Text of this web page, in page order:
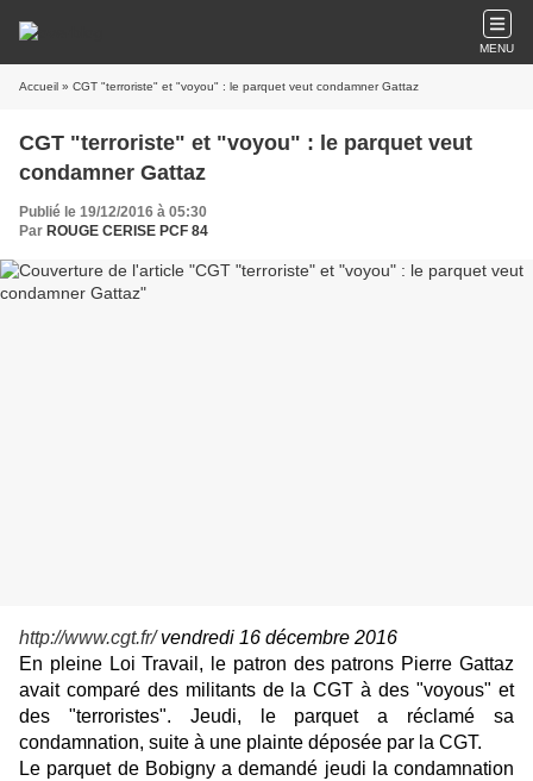
MENU
Accueil » CGT "terroriste" et "voyou" : le parquet veut condamner Gattaz
CGT "terroriste" et "voyou" : le parquet veut
condamner Gattaz
Publié le 19/12/2016 à 05:30
Par ROUGE CERISE PCF 84
http://www.cgt.fr/vendredi 16 décembre 2016
En pleine Loi Travail, le patron des patrons Pierre Gattaz
avait comparé des militants de la CGT à des "voyous" et
des "terroristes". Jeudi, le parquet a réclamé sa
condamnation, suite à une plainte déposée par la CGT.
Le parquet de Bobigny a demandé jeudi la condamnation